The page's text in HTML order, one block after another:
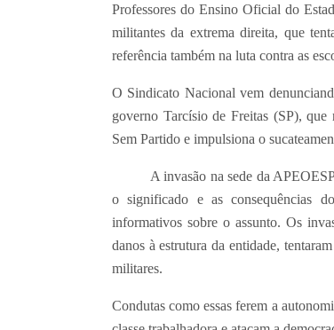
Professores do Ensino Oficial do
militantes da extrema direita, que
referência também na luta contra as
O Sindicato Nacional vem
governo Tarcísio de Freitas (SP),
Sem Partido e impulsiona o
A invasão na sede da APEOESP
o significado e as consequências
informativos sobre o assunto. Os
danos à estrutura da entidade,
militares.
Condutas como essas ferem a